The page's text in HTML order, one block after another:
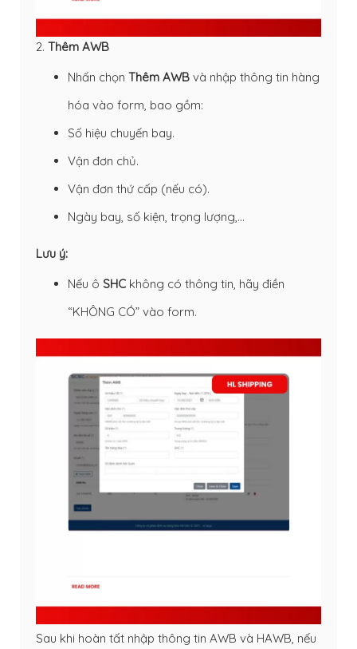
2. Thêm AWB
Nhấn chọn Thêm AWB và nhập thông tin hàng
hóa vào form, bao gồm:
Số hiệu chuyến bay.
Vận đơn chủ.
Vận đơn thứ cấp (nếu có).
Ngày bay, số kiện, trọng lượng,…
Lưu ý:
Nếu ô SHC không có thông tin, hãy điền
“KHÔNG CÓ” vào form.
Sau khi hoàn tất nhập thông tin AWB và HAWB, nếu